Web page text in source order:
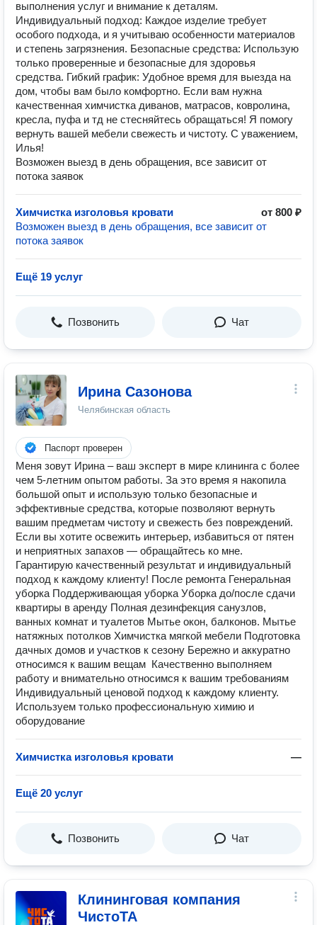
выполнения услуг и внимание к деталям.
Индивидуальный подход: Каждое изделие требует
особого подхода, и я учитываю особенности материалов
и степень загрязнения. Безопасные средства: Использую
только проверенные и безопасные для здоровья
средства. Гибкий график: Удобное время для выезда на
дом, чтобы вам было комфортно. Если вам нужна
качественная химчистка диванов, матрасов, ковролина,
кресла, пуфа и тд не стесняйтесь обращаться! Я помогу
вернуть вашей мебели свежесть и чистоту. С уважением,
Илья!
Возможен выезд в день обращения, все зависит от
потока заявок
Химчистка изголовья кровати
от 800 ₽
Возможен выезд в день обращения, все зависит от
потока заявок
Ещё 19 услуг
Позвонить Чат
Ирина Сазонова
Челябинская область
Паспорт проверен
Меня зовут Ирина – ваш эксперт в мире клининга с более
чем 5-летним опытом работы. За это время я накопила
большой опыт и использую только безопасные и
эффективные средства, которые позволяют вернуть
вашим предметам чистоту и свежесть без повреждений.
Если вы хотите освежить интерьер, избавиться от пятен
и неприятных запахов — обращайтесь ко мне.
Гарантирую качественный результат и индивидуальный
подход к каждому клиенту! После ремонта Генеральная
уборка Поддерживающая уборка Уборка до/после сдачи
квартиры в аренду Полная дезинфекция санузлов,
ванных комнат и туалетов Мытье окон, балконов. Мытье
натяжных потолков Химчистка мягкой мебели Подготовка
дачных домов и участков к сезону Бережно и аккуратно
относимся к вашим вещам ️ Качественно выполняем
работу и внимательно относимся к вашим требованиям
Индивидуальный ценовой подход к каждому клиенту.
Используем только профессиональную химию и
оборудование
Химчистка изголовья кровати —
Ещё 20 услуг
Позвонить Чат
Клининговая компания
ЧистоТА